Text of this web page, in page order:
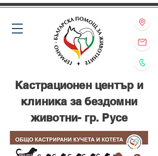
Кастрационен център и
клиника за бездомни
животни- гр. Русе